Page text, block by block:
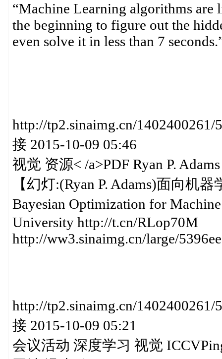
“Machine Learning algorithms are
the beginning to figure out the
even solve it in less than 7
http://tp2.sinaimg.cn/
接 2015-10-09 05:46
视觉 资源< /a>PDF Ryan P.
【幻灯:(Ryan P. Adams)面向机
Bayesian Optimization for
University http://t.cn/RLop70M
http://ww3.sinaimg.cn/large/
http://tp2.sinaimg.cn/
接 2015-10-09 05:21
会议活动 深度学习 视觉